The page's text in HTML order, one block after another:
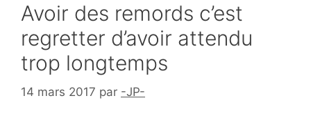
Avoir des remords c’est
regretter d’avoir attendu
trop longtemps
14 mars 2017 par -JP-